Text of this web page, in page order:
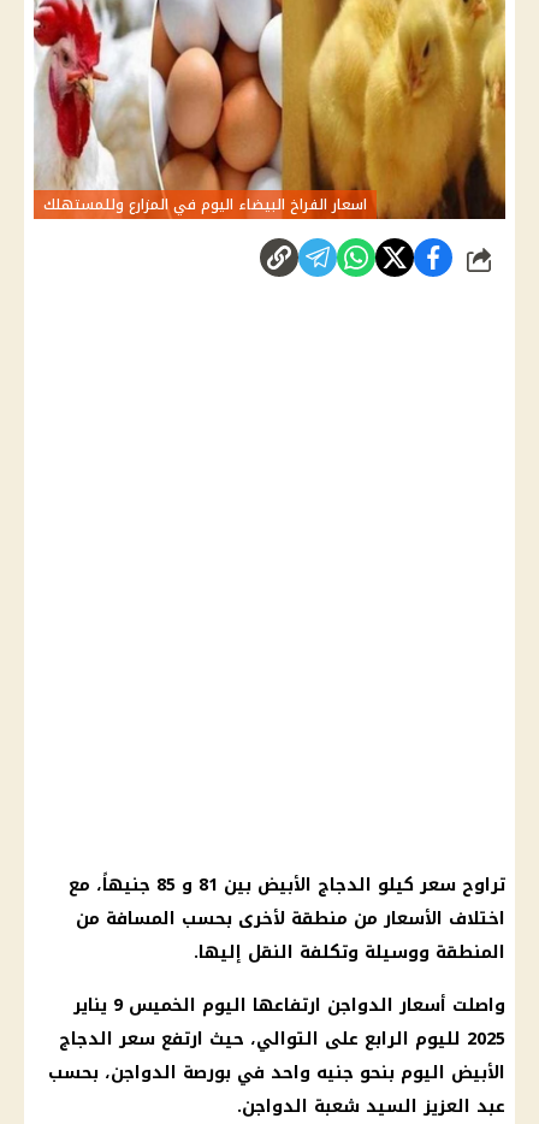
اسعار الفراخ البيضاء اليوم في المزارع وللمستهلك
شارك
تراوح سعر كيلو الدجاج الأبيض بين 81 و 85 جنيهاً، مع
اختلاف الأسعار من منطقة لأخرى بحسب المسافة من
المنطقة ووسيلة وتكلفة النقل إليها.
واصلت أسعار الدواجن ارتفاعها اليوم الخميس 9 يناير
2025 لليوم الرابع على التوالي، حيث ارتفع سعر الدجاج
الأبيض اليوم بنحو جنيه واحد في بورصة الدواجن، بحسب
عبد العزيز السيد شعبة الدواجن.